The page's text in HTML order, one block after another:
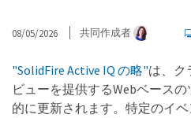
08/05/2026 共同作成者
"SolidFire Active IQ の略"は、ク
ビューを提供するWebベース
的に更新されます。特定のイ